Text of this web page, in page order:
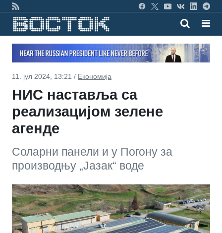
11. јул 2024, 13:21 / Економија
НИС наставља са
реализацијом зелене
агенде
Соларни панели и у Погону за
производњу „Јазак“ воде